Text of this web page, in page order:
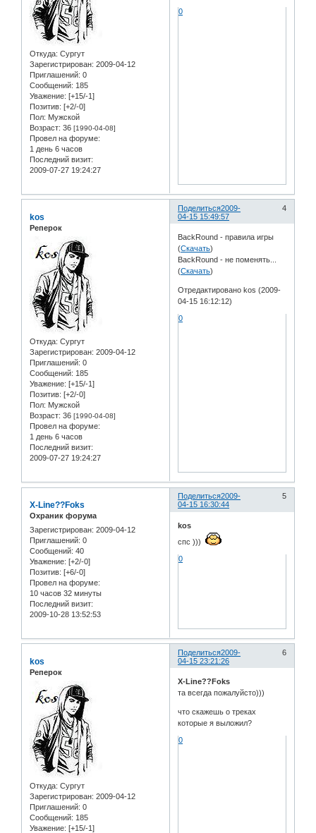
Откуда: Сургут
Зарегистрирован: 2009-04-12
Приглашений: 0
Сообщений: 185
Уважение: [+15/-1]
Позитив: [+2/-0]
Пол: Мужской
Возраст: 36 [1990-04-08]
Провел на форуме:
1 день 6 часов
Последний визит:
2009-07-27 19:24:27
0
Поделиться 4
2009-
04-15 15:49:57
kos
Реперок
Откуда: Сургут
Зарегистрирован: 2009-04-12
Приглашений: 0
Сообщений: 185
Уважение: [+15/-1]
Позитив: [+2/-0]
Пол: Мужской
Возраст: 36 [1990-04-08]
Провел на форуме:
1 день 6 часов
Последний визит:
2009-07-27 19:24:27
BackRound - правила игры
(Скачать)
BackRound - не поменять...
(Скачать)
Отредактировано kos (2009-
04-15 16:12:12)
0
Поделиться 5
2009-
04-15 16:30:44
X-Line??Foks
Охраник форума
Зарегистрирован: 2009-04-12
Приглашений: 0
Сообщений: 40
Уважение: [+2/-0]
Позитив: [+6/-0]
Провел на форуме:
10 часов 32 минуты
Последний визит:
2009-10-28 13:52:53
kos
спс )))
0
Поделиться 6
2009-
04-15 23:21:26
kos
Реперок
Откуда: Сургут
Зарегистрирован: 2009-04-12
Приглашений: 0
Сообщений: 185
Уважение: [+15/-1]
X-Line??Foks
та всегда пожалуйсто)))
что скажешь о треках
которые я выложил?
0